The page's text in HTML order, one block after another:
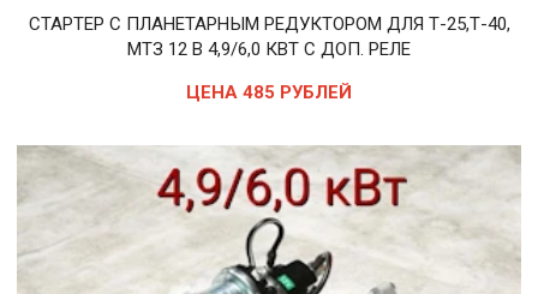
СТАРТЕР С ПЛАНЕТАРНЫМ РЕДУКТОРОМ ДЛЯ Т-25,Т-40,
МТЗ 12 В 4,9/6,0 КВТ С ДОП. РЕЛЕ
ЦЕНА 485 РУБЛЕЙ